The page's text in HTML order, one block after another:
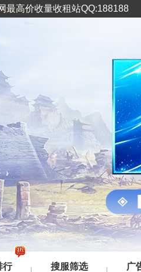
最高价收量收租站QQ:188188
行 搜服筛选 广